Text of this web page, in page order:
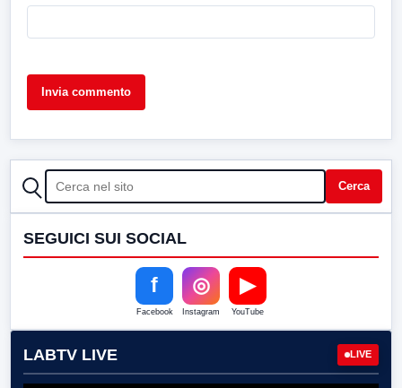
CERCA Cerca
SEGUICI SUI SOCIAL
f
Facebook
◎
Instagram
▶
YouTube
LABTV LIVE LIVE